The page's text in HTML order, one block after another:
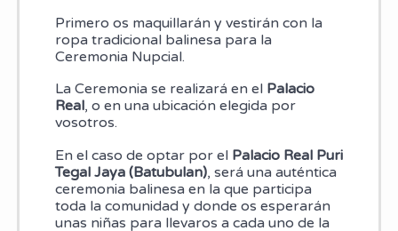
Primero os maquillarán y vestirán con la
ropa tradicional balinesa para la
Ceremonia Nupcial.
La Ceremonia se realizará en el Palacio
Real, o en una ubicación elegida por
vosotros.
En el caso de optar por el Palacio Real Puri
Tegal Jaya (Batubulan), será una auténtica
ceremonia balinesa en la que participa
toda la comunidad y donde os esperarán
unas niñas para llevaros a cada uno de la